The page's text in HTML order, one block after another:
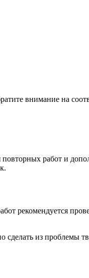
внимание на
работ и
рекомендуется
из проблемы